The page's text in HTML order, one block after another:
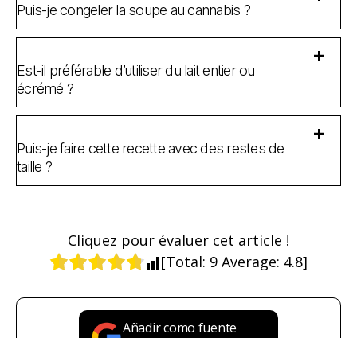
Puis-je congeler la soupe au cannabis ?
Est-il préférable d’utiliser du lait entier ou
écrémé ?
Puis-je faire cette recette avec des restes de
taille ?
Cliquez pour évaluer cet article !
[Total: 9 Average: 4.8]
Añadir como fuente